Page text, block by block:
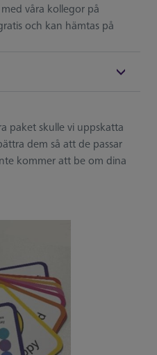
våra kollegor på
och kan hämtas på
paket skulle vi uppskatta
dem så att de passar
kommer att be om dina